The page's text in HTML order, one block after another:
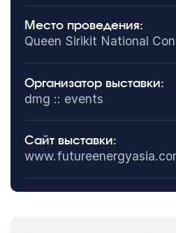
Место проведения:
Queen Sirikit National
Организатор выставки:
dmg :: events
Сайт выставки: